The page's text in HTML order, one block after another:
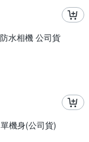
水相機 公司貨
機身(公司貨)